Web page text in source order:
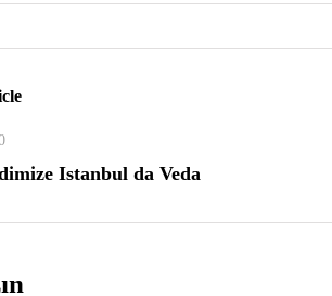
Istanbul da Veda